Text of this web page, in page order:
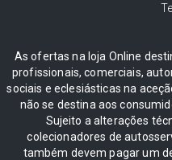
As ofertas na loja Online
profissionais, comerciais,
sociais e eclesiásticas na
não se destina aos
Sujeito a alterações
colecionadores de
também devem pagar um